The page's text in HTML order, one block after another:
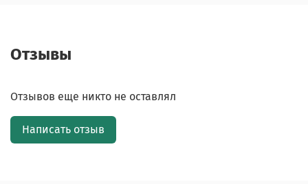
Отзывы
Отзывов еще никто не оставлял
Написать отзыв